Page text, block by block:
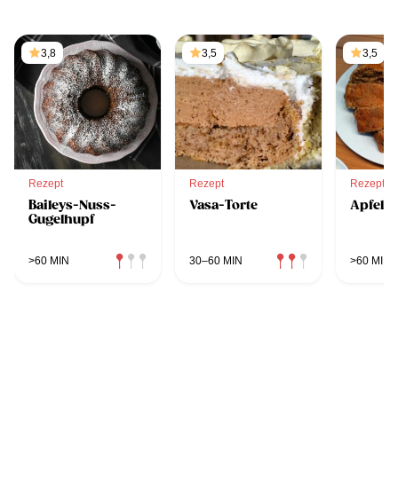
3,8
Rezept
Baileys-Nuss-
Gugelhupf
>60 MIN
3,5
Rezept
Vasa-Torte
30–60 MIN
3,5
Rezept
Apfel-
>60 MIN